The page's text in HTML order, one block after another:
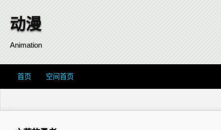
动漫
Animation
首页 空间首页